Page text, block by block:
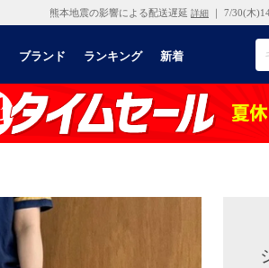
熊本地震の影響による配送遅延 詳細 ｜ 7/30(木
ブランド ランキング 新着